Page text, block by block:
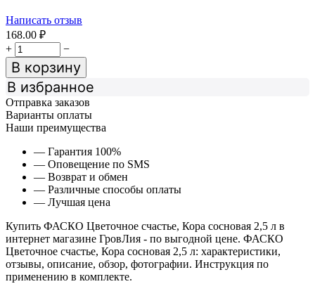
Написать отзыв
168.00 ₽
+
−
В корзину
В избранное
Отправка заказов
Варианты оплаты
Наши преимущества
— Гарантия 100%
— Оповещение по SMS
— Возврат и обмен
— Различные способы оплаты
— Лучшая цена
Купить ФАСКО Цветочное счастье, Кора сосновая 2,5 л в
интернет магазине ГровЛия - по выгодной цене. ФАСКО
Цветочное счастье, Кора сосновая 2,5 л: характеристики,
отзывы, описание, обзор, фотографии. Инструкция по
применению в комплекте.